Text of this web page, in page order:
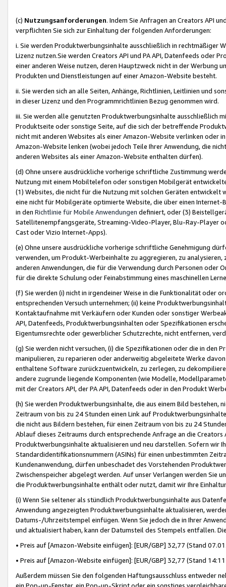
(c) Nutzungsanforderungen. Indem Sie Anfragen an Creators API
verpflichten Sie sich zur Einhaltung der folgenden Anforderungen:
i. Sie werden Produktwerbungsinhalte ausschließlich in rechtmäßiger
Lizenz nutzen.Sie werden Creators API und PA API, Datenfeeds oder
einer anderen Weise nutzen, deren Hauptzweck nicht in der Werbung
Produkten und Dienstleistungen auf einer Amazon-Website besteht.
ii. Sie werden sich an alle Seiten, Anhänge, Richtlinien, Leitlinien und
in dieser Lizenz und den Programmrichtlinien Bezug genommen wird.
iii. Sie werden alle genutzten Produktwerbungsinhalte ausschließlich
Produktseite oder sonstige Seite, auf die sich der betreffende
nicht mit anderen Websites als einer Amazon-Website verlinken oder
Amazon-Website lenken (wobei jedoch Teile Ihrer Anwendung, die
anderen Websites als einer Amazon-Website enthalten dürfen).
(d) Ohne unsere ausdrückliche vorherige schriftliche Zustimmung
Nutzung mit einem Mobiltelefon oder sonstigen Mobilgerät
(1) Websites, die nicht für die Nutzung mit solchen Geräten
eine nicht für Mobilgeräte optimierte Website, die über einen
in den Richtlinie für Mobile Anwendungen definiert, oder (3)
Satellitenempfangsgeräte, Streaming-Video-Player, Blu-Ray-Player
Cast oder Vizio Internet-Apps).
(e) Ohne unsere ausdrückliche vorherige schriftliche Genehmigung
verwenden, um Produkt-Werbeinhalte zu aggregieren, zu
anderen Anwendungen, die für die Verwendung durch Personen
für die direkte Schulung oder Feinabstimmung eines maschinellen
(f) Sie werden (i) nicht in irgendeiner Weise in die Funktionalität oder
entsprechenden Versuch unternehmen; (ii) keine
Kontaktaufnahme mit Verkäufern oder Kunden oder sonstiger
API, Datenfeeds, Produktwerbungsinhalten oder Spezifikationen
Eigentumsrechte oder gewerblicher Schutzrechte, nicht entfernen,
(g) Sie werden nicht versuchen, (i) die Spezifikationen oder die in
manipulieren, zu reparieren oder anderweitig abgeleitete Werke
enthaltene Software zurückzuentwickeln, zu zerlegen, zu
andere zugrunde liegende Komponenten (wie Modelle,
mit der Creators API, der PA API, Datenfeeds oder in den Produkt
(h) Sie werden Produktwerbungsinhalte, die aus einem Bild bestehen,
Zeitraum von bis zu 24 Stunden einen Link auf
die nicht aus Bildern bestehen, für einen Zeitraum von bis zu 24
Ablauf dieses Zeitraums durch entsprechende Anfrage an die
Produktwerbungsinhalte aktualisieren und neu darstellen. Sofern wir
Standardidentifikationsnummern (ASINs) für einen unbestimmten
Kundenanwendung, dürfen unbeschadet des Vorstehenden
Zwischenspeicher abgelegt werden. Auf unser Verlangen werden Sie
die Produktwerbungsinhalte enthält oder nutzt, damit wir Ihre
(i) Wenn Sie seltener als stündlich Produktwerbungsinhalte aus
Anwendung angezeigten Produktwerbungsinhalte aktualisieren,
Datums-/Uhrzeitstempel einfügen. Wenn Sie jedoch die in Ihrer
und aktualisiert haben, kann der Datumsteil des Stempels entfallen.
• Preis auf [Amazon-Website einfügen]: [EUR/GBP] 32,77 (Stand
• Preis auf [Amazon-Website einfügen]: [EUR/GBP] 32,77 (Stand
Außerdem müssen Sie den folgenden Haftungsausschluss entweder
ein Pop-up-Fenster, ein Pop-up-Skript oder ein sonstiges